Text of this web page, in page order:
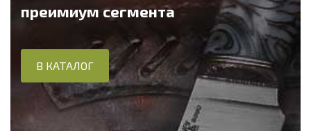
преимиум сегмента
В КАТАЛОГ